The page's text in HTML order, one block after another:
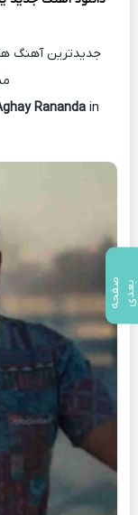
جدیدترین آهنگ
Rananda in
ص
ف
ح
ه ب ع
د ی